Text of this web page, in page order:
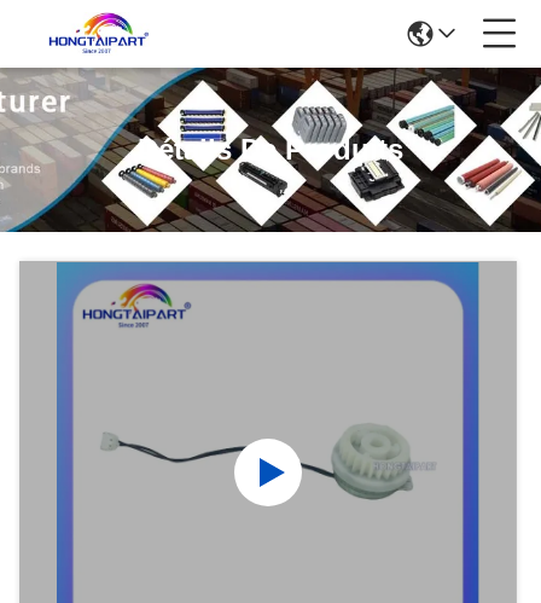
Détails De Produits